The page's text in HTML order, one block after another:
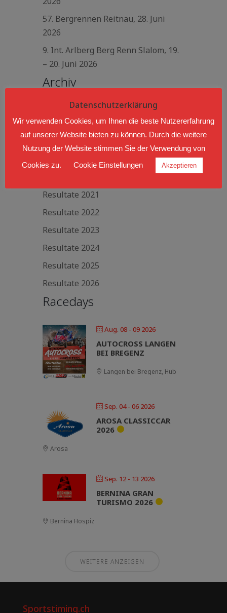
57. Bergrennen Reitnau, 28. Juni
2026
9. Int. Arlberg Berg Renn Slalom, 19.
– 20. Juni 2026
Archiv
Resultate 2016
Resultate 2017
Resultate 2021
Resultate 2022
Resultate 2023
Resultate 2024
Resultate 2025
Resultate 2026
Racedays
Aug. 08 - 09 2026
AUTOCROSS LANGEN
BEI BREGENZ
Langen bei Bregenz, Hub
Sep. 04 - 06 2026
AROSA CLASSICCAR
2026
Arosa
Sep. 12 - 13 2026
BERNINA GRAN
TURISMO 2026
Bernina Hospiz
WEITERE ANZEIGEN
Sportstiming.ch
Datenschutzerklärung
Wir verwenden Cookies, um Ihnen die beste Nutzererfahrung
auf unserer Website bieten zu können. Durch die weitere
Nutzung der Website stimmen Sie der Verwendung von
Cookies zu.
Cookie Einstellungen Akzeptieren